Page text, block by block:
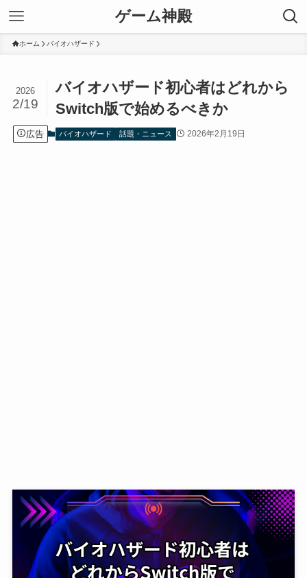
ゲーム神殿
ホーム バイオハザード
バイオハザード初心者はどれから
Switch版で始めるべきか
2026
2/19
広告 バイオハザード 話題・ニュース 2026年2月19日